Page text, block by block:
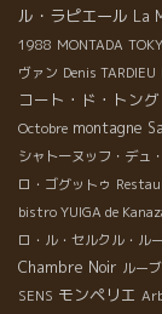
ル・ラピエール La
1988 MONTADA
ヴァン Denis TARDIEU
コート・ド・トング
Octobre montagne
シャトーヌッフ・デュ
ロ・ゴグットゥ
bistro YUIGA de
ロ・ル・セルクル・ル
Chambre Noir ルー
SENS モンペリエ